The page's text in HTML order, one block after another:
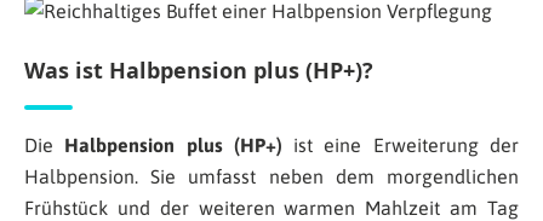
Was ist Halbpension plus (HP+)?
Die Halbpension plus (HP+) ist eine Erweiterung der
Halbpension. Sie umfasst neben dem morgendlichen
Frühstück und der weiteren warmen Mahlzeit am Tag